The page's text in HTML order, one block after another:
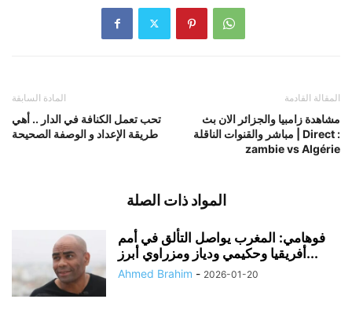
المادة السابقة
تحب تعمل الكنافة في الدار .. أهي
طريقة الإعداد و الوصفة الصحيحة
المقالة القادمة
مشاهدة زامبيا والجزائر الان بث
مباشر والقنوات الناقلة | Direct :
zambie vs Algérie
المواد ذات الصلة
فوهامي: المغرب يواصل التألق في أمم
أفريقيا وحكيمي ودياز ومزراوي أبرز...
Ahmed Brahim - 2026-01-20